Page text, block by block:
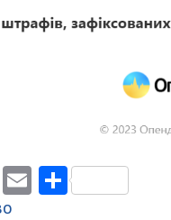
ViberEmail